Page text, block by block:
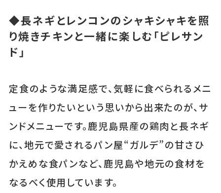
◆長ネギとレンコンのシャキシャキを照
り焼きチキンと一緒に楽しむ「ピレサン
ド」
定食のような満足感で、気軽に食べられるメニ
ューを作りたいという思いから出来たのが、サ
ンドメニューです。鹿児島県産の鶏肉と長ネギ
に、地元で愛されるパン屋“ガルデ”の甘さひ
かえめな食パンなど、鹿児島や地元の食材を
なるべく使用しています。